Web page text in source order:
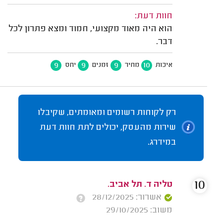
חוות דעת:
הוא היה מאוד מקצועי, חמוד ומצא פתרון לכל
דבר.
איכות 10 מחיר 9 זמנים 9 יחס 9
רק לקוחות רשומים ומאומתים, שקיבלו
שירות מהעסק, יכולים לתת חוות דעת
במידרג.
טליה ד. תל אביב.
אשרור: 28/12/2025
משוב: 29/10/2025
10